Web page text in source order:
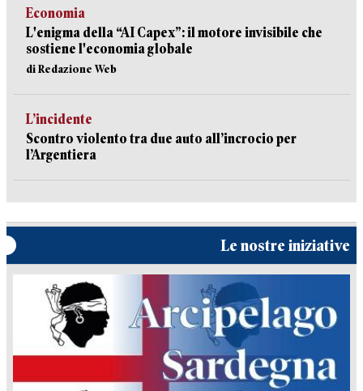
Economia
L'enigma della “AI Capex”: il motore invisibile che
sostiene l'economia globale
di Redazione Web
L’incidente
Scontro violento tra due auto all’incrocio per
l’Argentiera
Le nostre iniziative